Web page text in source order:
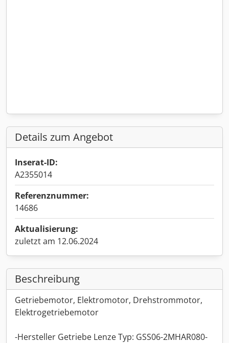
Details zum Angebot
Inserat-ID:
A2355014
Referenznummer:
14686
Aktualisierung:
zuletzt am 12.06.2024
Beschreibung
Getriebemotor, Elektromotor, Drehstrommotor,
Elektrogetriebemotor
-Hersteller Getriebe Lenze Typ: GSS06-2MHAR080-